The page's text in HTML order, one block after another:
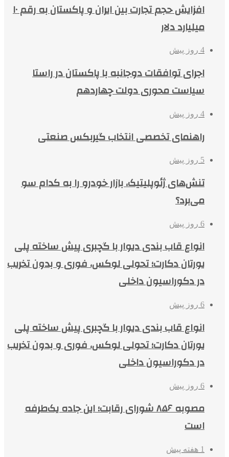
افزایش حجم تجارت بین ایران و پاکستان به رقم ۱۰
میلیارد دلار
4 روز پیش
اجرای توافقات دوجانبه با پاکستان در راستا
سیاست محوری دولت چهاردهم
4 روز پیش
راهنمای تخصصی انتخاب گیربکس صنعتی
5 روز پیش
تنش‌های ژئوپلیتیک، بازار خودرو را به کدام سو
می‌برد؟
6 روز پیش
انواع قاب بندی دیوار با گچبری پیش ساخته پلی
یورتان دکارت؛ تحولی لوکس، فوری و بدون تخریب
در دکوراسیون داخلی
6 روز پیش
انواع قاب بندی دیوار با گچبری پیش ساخته پلی
یورتان دکارت؛ تحولی لوکس، فوری و بدون تخریب
در دکوراسیون داخلی
6 روز پیش
مصوبه ۸۵۶ شورای رقابت؛ این جاده یک‌طرفه
است
1 هفته پیش